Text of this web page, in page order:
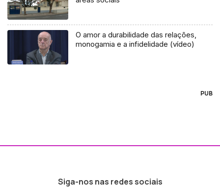
O amor a durabilidade das relações,
monogamia e a infidelidade (vídeo)
PUB
Siga-nos nas redes sociais